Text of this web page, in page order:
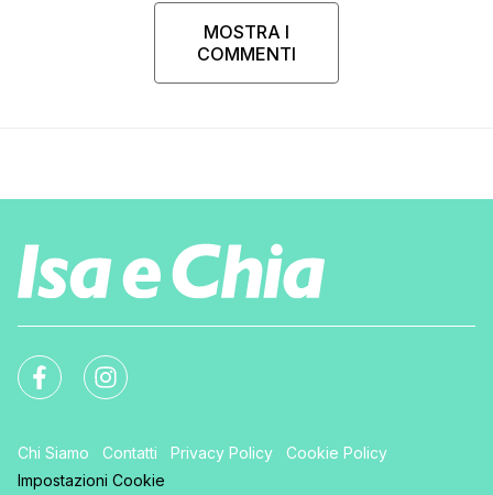
MOSTRA I
COMMENTI
Chi Siamo Contatti Privacy Policy
Cookie Policy
Impostazioni Cookie